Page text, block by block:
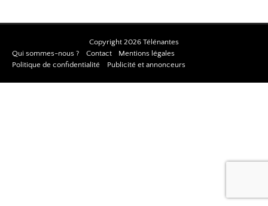
Copyright 2026 Télénantes
Qui sommes-nous ?
Contact
Mentions légales
Politique de confidentialité
Publicité et annonceurs